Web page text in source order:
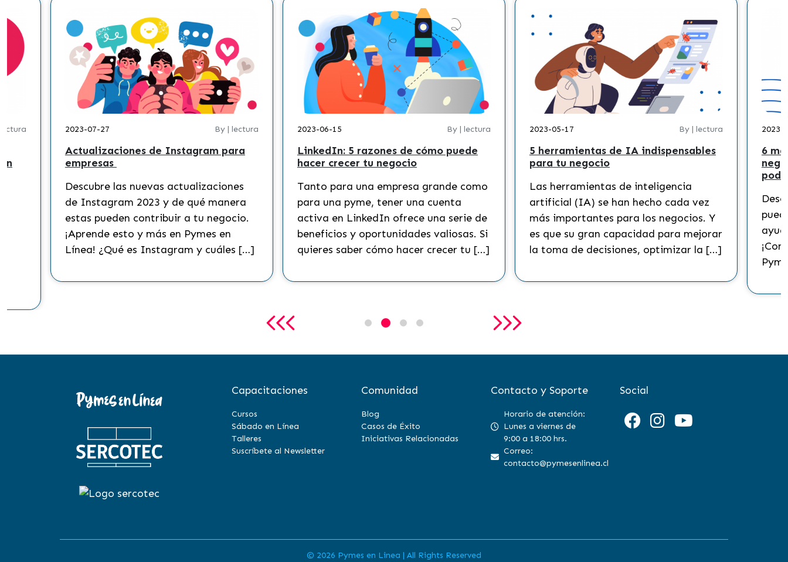
2023-07-27 By | lectura
Actualizaciones de Instagram para
empresas
Descubre las nuevas actualizaciones
de Instagram 2023 y de qué manera
estas pueden contribuir a tu negocio.
¡Aprende esto y más en Pymes en
Línea! ¿Qué es Instagram y cuáles […]
2023-06-15 By | lectura
LinkedIn: 5 razones de cómo puede
hacer crecer tu negocio
Tanto para una empresa grande como
para una pyme, tener una cuenta
activa en LinkedIn ofrece una serie de
beneficios y oportunidades valiosas. Si
quieres saber cómo hacer crecer tu […]
2023-05-17 By | lectura
5 herramientas de IA indispensables
para tu negocio
Las herramientas de inteligencia
artificial (IA) se han hecho cada vez
más importantes para los negocios. Y
es que su gran capacidad para mejorar
la toma de decisiones, optimizar la […]
2023-
6
Capacitaciones
Cursos
Sábado en Línea
Talleres
Suscríbete al Newsletter
Comunidad
Blog
Casos de Éxito
Iniciativas Relacionadas
Contacto y Soporte
Horario de atención:
Lunes a viernes de
9:00 a 18:00 hrs.
Correo:
contacto@pymesenlinea.cl
Social
© 2026 Pymes en Linea | All Rights Reserved